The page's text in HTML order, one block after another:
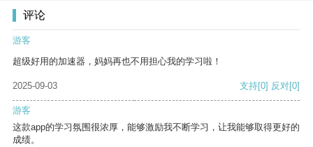
评论
游客
超级好用的加速器，妈妈再也不用担心我的学习啦！
2025-09-03 支持[0] 反对[0]
游客
这款app的学习氛围很浓厚，能够激励我不断学习，让我能够取得更好的
成绩。